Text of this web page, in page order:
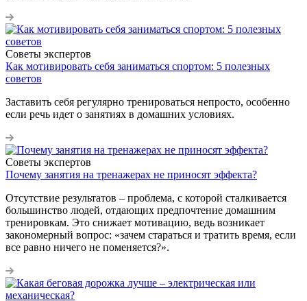
Советы экспертов
Как мотивировать себя заниматься спортом: 5 полезных
советов
Заставить себя регулярно тренироваться непросто, особенно
если речь идет о занятиях в домашних условиях.
Советы экспертов
Почему занятия на тренажерах не приносят эффекта?
Отсутствие результатов – проблема, с которой сталкивается
большинство людей, отдающих предпочтение домашним
тренировкам. Это снижает мотивацию, ведь возникает
закономерный вопрос: «зачем стараться и тратить время, если
все равно ничего не поменяется?».